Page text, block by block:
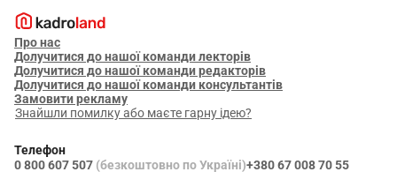
Про нас
Долучитися до нашої команди лекторів
Долучитися до нашої команди редакторів
Долучитися до нашої команди консультантів
Замовити рекламу
Знайшли помилку або маєте гарну ідею?
Телефон
0 800 607 507 (безкоштовно по Україні)+380 67 008 70 55